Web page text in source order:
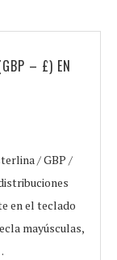
– £) EN
/ GBP /
en el teclado
mayúsculas,